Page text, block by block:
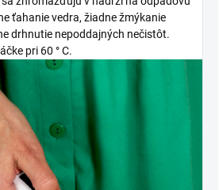
ťahanie vedra, žiadne žmýkanie
drhnutie nepoddajných nečistôt.
pri 60 ° C.